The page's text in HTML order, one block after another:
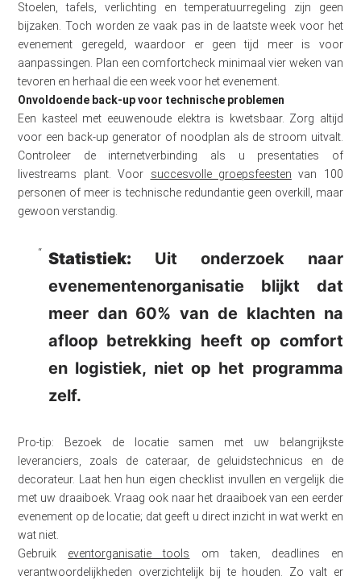
Stoelen, tafels, verlichting en temperatuurregeling zijn geen
bijzaken. Toch worden ze vaak pas in de laatste week voor het
evenement geregeld, waardoor er geen tijd meer is voor
aanpassingen. Plan een comfortcheck minimaal vier weken van
tevoren en herhaal die een week voor het evenement.
Onvoldoende back-up voor technische problemen
Een kasteel met eeuwenoude elektra is kwetsbaar. Zorg altijd
voor een back-up generator of noodplan als de stroom uitvalt.
Controleer de internetverbinding als u presentaties of
livestreams plant. Voor succesvolle groepsfeesten van 100
personen of meer is technische redundantie geen overkill, maar
gewoon verstandig.
Statistiek: Uit onderzoek naar
evenementenorganisatie blijkt dat
meer dan 60% van de klachten na
afloop betrekking heeft op comfort
en logistiek, niet op het programma
zelf.
Pro-tip: Bezoek de locatie samen met uw belangrijkste
leveranciers, zoals de cateraar, de geluidstechnicus en de
decorateur. Laat hen hun eigen checklist invullen en vergelijk die
met uw draaiboek. Vraag ook naar het draaiboek van een eerder
evenement op de locatie; dat geeft u direct inzicht in wat werkt en
wat niet.
Gebruik eventorganisatie tools om taken, deadlines en
verantwoordelijkheden overzichtelijk bij te houden. Zo valt er